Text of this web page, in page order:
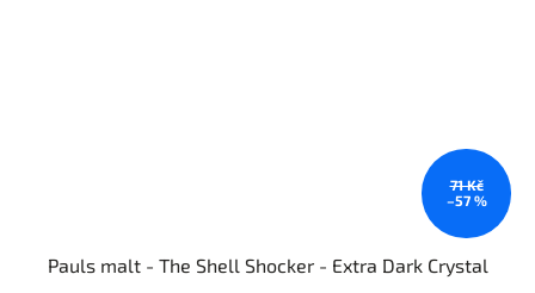
71 Kč
–57 %
Pauls malt - The Shell Shocker - Extra Dark Crystal